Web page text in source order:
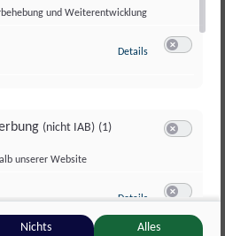
REGION
und Weiterentwicklung
Details zu Google
(nicht IAB) (1)
unserer Website
Details zu Google GTag
Nichts
Alles